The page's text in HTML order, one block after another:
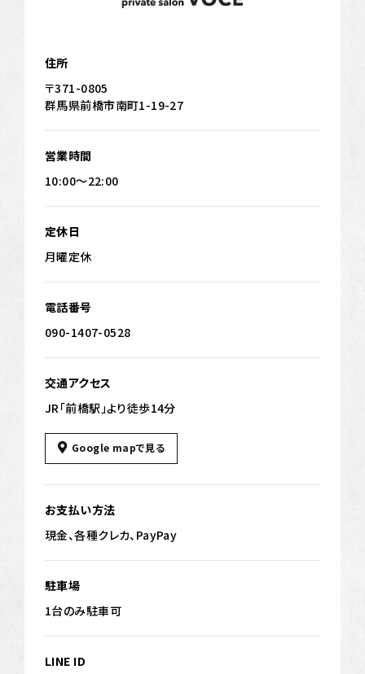
住所
〒371-0805
群馬県前橋市南町1-19-27
営業時間
10:00～22:00
定休日
月曜定休
電話番号
090-1407-0528
交通アクセス
JR「前橋駅」より徒歩14分
Google mapで見る
お支払い方法
現金、各種クレカ、PayPay
駐車場
1台のみ駐車可
LINE ID